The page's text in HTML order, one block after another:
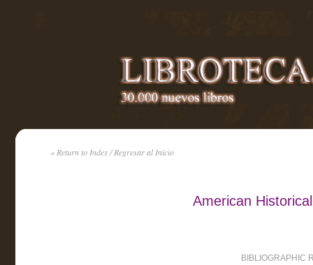
« Return to Index / Regresar al Inicio
American
BIBLIOGRAPHIC